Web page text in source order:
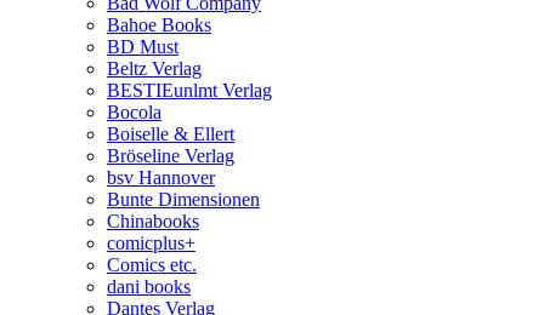
Bahoe Books
BD Must
Beltz Verlag
BESTIEunlmt Verlag
Bocola
Boiselle & Ellert
Bröseline Verlag
bsv Hannover
Bunte Dimensionen
Chinabooks
comicplus+
Comics etc.
dani books
Dantes Verlag